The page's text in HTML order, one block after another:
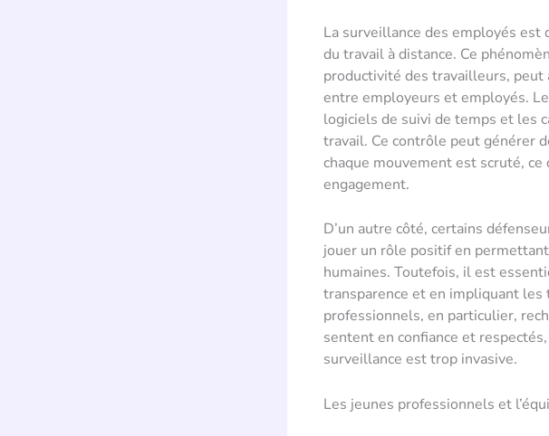
La surveillance des employés est
du travail à distance. Ce
productivité des travailleurs, peut
entre employeurs et employés.
logiciels de suivi de temps et les
travail. Ce contrôle peut générer
chaque mouvement est scruté,
engagement.
D’un autre côté, certains
jouer un rôle positif en
humaines. Toutefois, il est
transparence et en impliquant les
professionnels, en particulier,
sentent en confiance et
surveillance est trop invasive.
Les jeunes professionnels et